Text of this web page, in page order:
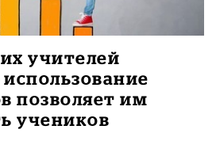
учителей
позволяет им
учеников